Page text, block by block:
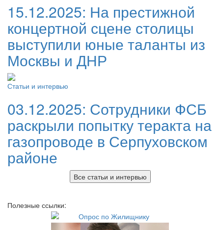
15.12.2025: На престижной
концертной сцене столицы
выступили юные таланты из
Москвы и ДНР
Статьи и интервью
03.12.2025: Сотрудники ФСБ
раскрыли попытку теракта на
газопроводе в Серпуховском
районе
Все статьи и интервью
Полезные ссылки: